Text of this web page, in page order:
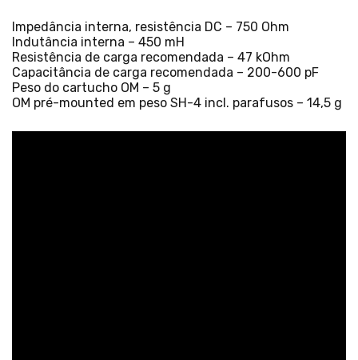
Impedância interna, resistência DC – 750 Ohm
Indutância interna – 450 mH
Resistência de carga recomendada – 47 kOhm
Capacitância de carga recomendada – 200-600 pF
Peso do cartucho OM – 5 g
OM pré-mounted em peso SH-4 incl. parafusos – 14,5 g